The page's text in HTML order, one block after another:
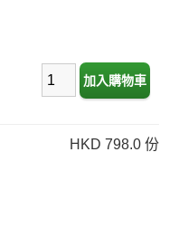
HKD 798.0 份